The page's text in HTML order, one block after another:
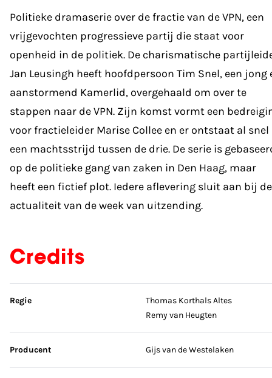
Politieke dramaserie over de fractie van de VPN, een
vrijgevochten progressieve partij die staat voor
openheid in de politiek. De charismatische
Jan Leusingh heeft hoofdpersoon Tim Snel, een jong
aanstormend Kamerlid, overgehaald om over te
stappen naar de VPN. Zijn komst vormt een
voor fractieleider Marise Collee en er ontstaat al snel
een machtsstrijd tussen de drie. De serie is
op de politieke gang van zaken in Den Haag, maar
heeft een fictief plot. Iedere aflevering sluit aan bij de
actualiteit van de week van uitzending.
Credits
Sla credits over
Regie
Thomas Korthals Altes
Remy van Heugten
Producent Gijs van de Westelaken